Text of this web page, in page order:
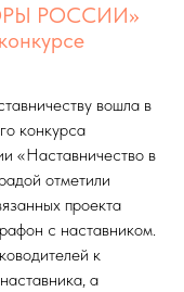
РОССИИ»
вошла в
конкурса
«Наставничество в
отметили
проекта
с наставником.
к
а